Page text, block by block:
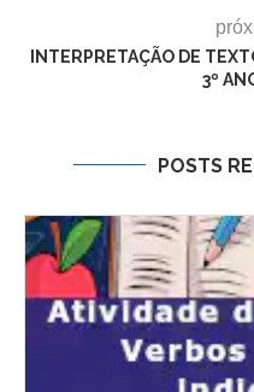
INTERPRETAÇÃO DE
3º
POSTS